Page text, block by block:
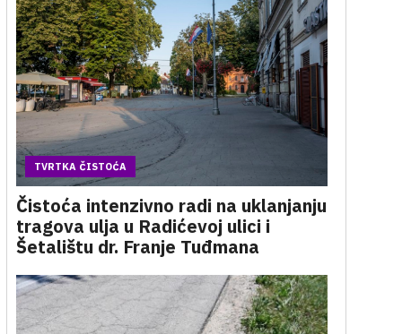
TVRTKA ČISTOĆA
Čistoća intenzivno radi na uklanjanju
tragova ulja u Radićevoj ulici i
Šetalištu dr. Franje Tuđmana